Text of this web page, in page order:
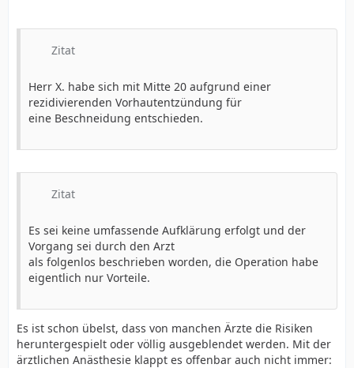
Zitat
Herr X. habe sich mit Mitte 20 aufgrund einer
rezidivierenden Vorhautentzündung für
eine Beschneidung entschieden.
Zitat
Es sei keine umfassende Aufklärung erfolgt und der
Vorgang sei durch den Arzt
als folgenlos beschrieben worden, die Operation habe
eigentlich nur Vorteile.
Es ist schon übelst, dass von manchen Ärzte die Risiken
heruntergespielt oder völlig ausgeblendet werden. Mit der
ärztlichen Anästhesie klappt es offenbar auch nicht immer: